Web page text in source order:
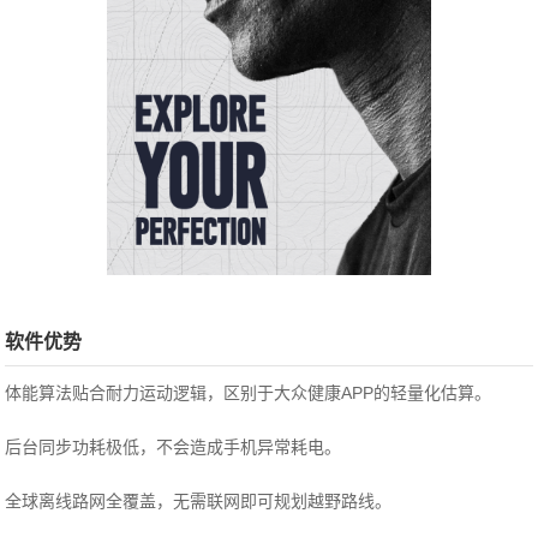
软件优势
体能算法贴合耐力运动逻辑，区别于大众健康APP的轻量化估算。
后台同步功耗极低，不会造成手机异常耗电。
全球离线路网全覆盖，无需联网即可规划越野路线。